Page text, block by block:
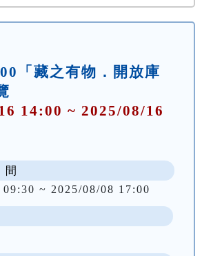
「藏之有物．開放庫
14:00 ~ 2025/08/16
09:30 ~ 2025/08/08 17:00